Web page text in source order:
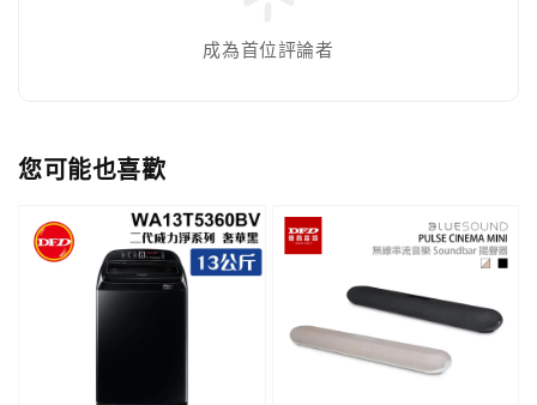
成為首位評論者
您可能也喜歡